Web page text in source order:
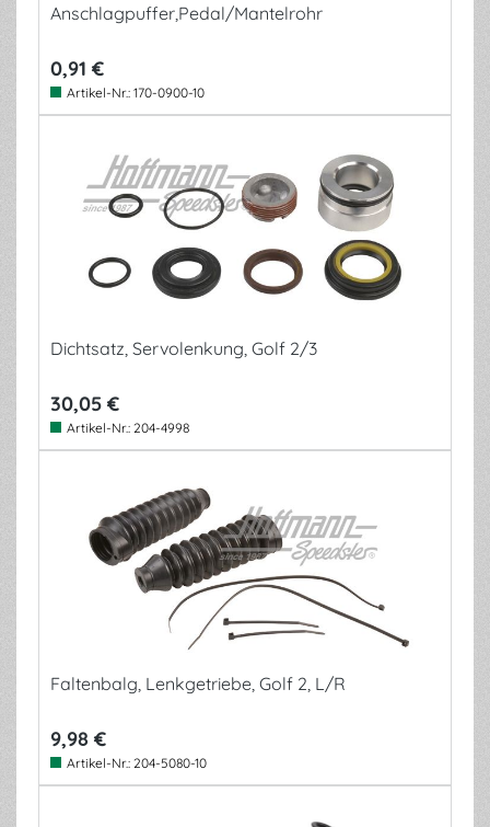
Anschlagpuffer,Pedal/Mantelrohr
0,91 €
Artikel-Nr.: 170-0900-10
Dichtsatz, Servolenkung, Golf 2/3
30,05 €
Artikel-Nr.: 204-4998
Faltenbalg, Lenkgetriebe, Golf 2, L/R
9,98 €
Artikel-Nr.: 204-5080-10